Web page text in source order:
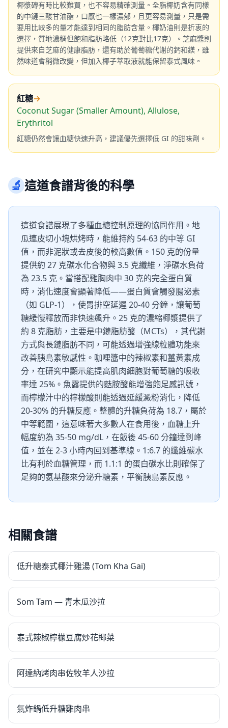
椰漿磚有時比較難買，也不容易精確測量。全脂椰奶含有同樣
的中鏈三酸甘油酯，口感也一樣濃郁，且更容易測量，只是需
要用比較多的量才能達到相同的脂肪含量。椰奶油則是折衷的
選擇，質地濃稠但飽和脂肪略低（12克對比17克）。芝麻醬則
提供來自芝麻的健康脂肪，還有助於葡萄糖代謝的鈣和鎂，雖
然味道會稍微改變，但加入椰子萃取液就能保留泰式風味。
紅糖→
Coconut Sugar (Smaller Amount), Allulose,
Erythritol
紅糖仍然會讓血糖快速升高，建議優先選擇低 GI 的甜味劑。
🔬這道食譜背後的科學
這道食譜展現了多種血糖控制原理的協同作用。地
瓜連皮切小塊烘烤時，能維持約 54-63 的中等 GI
值，而非泥狀或去皮後的較高數值。150 克的份量
提供約 27 克碳水化合物與 3.5 克纖維，淨碳水負荷
為 23.5 克。當搭配雞胸肉中 30 克的完全蛋白質
時，消化速度會顯著降低——蛋白質會觸發腸泌素
（如 GLP-1），使胃排空延遲 20-40 分鐘，讓葡萄
糖緩慢釋放而非快速飆升。25 克的濃縮椰漿提供了
約 8 克脂肪，主要是中鏈脂肪酸（MCTs），其代謝
方式與長鏈脂肪不同，可能透過增強線粒體功能來
改善胰島素敏感性。咖哩醬中的辣椒素和薑黃素成
分，在研究中顯示能提高肌肉細胞對葡萄糖的吸收
率達 25%。魚露提供的麩胺酸能增強飽足感訊號，
而檸檬汁中的檸檬酸則能透過延緩澱粉消化，降低
20-30% 的升糖反應。整體的升糖負荷為 18.7，屬於
中等範圍，這意味著大多數人在食用後，血糖上升
幅度約為 35-50 mg/dL，在飯後 45-60 分鐘達到峰
值，並在 2-3 小時內回到基準線。1:6.7 的纖維碳水
比有利於血糖管理，而 1.1:1 的蛋白碳水比則確保了
足夠的氨基酸來分泌升糖素，平衡胰島素反應。
相關食譜
低升糖泰式椰汁雞湯 (Tom Kha Gai)
Som Tam — 青木瓜沙拉
泰式辣椒檸檬豆腐炒花椰菜
阿達納烤肉串佐牧羊人沙拉
氣炸鍋低升糖雞肉串